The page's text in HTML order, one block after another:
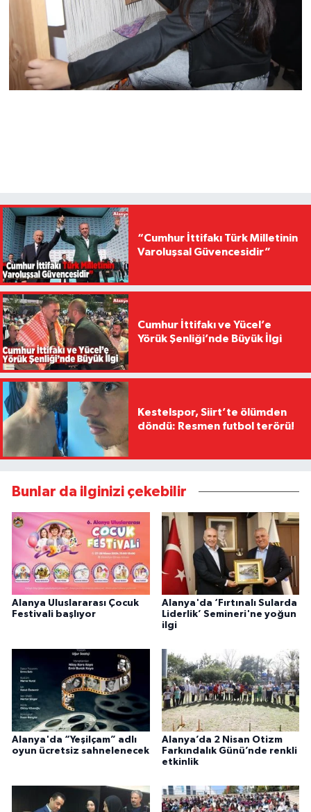
“Cumhur İttifakı Türk Milletinin
Varoluşsal Güvencesidir”
Cumhur İttifakı ve Yücel’e
Yörük Şenliği’nde Büyük İlgi
Kestelspor, Siirt’te ölümden
döndü: Resmen futbol terörü!
Bunlar da ilginizi çekebilir
Alanya Uluslararası Çocuk
Festivali başlıyor
Alanya'da ‘Fırtınalı Sularda
Liderlik’ Semineri'ne yoğun
ilgi
Alanya'da “Yeşilçam” adlı
oyun ücretsiz sahnelenecek
Alanya’da 2 Nisan Otizm
Farkındalık Günü’nde renkli
etkinlik